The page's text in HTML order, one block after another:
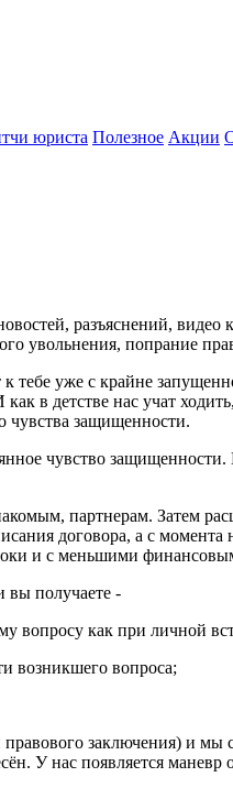
юриста Полезное Акции
разъяснений,
увольнения, попрание
тебе уже с крайне
в детстве нас учат
чувства защищенности.
чувство
партнерам. Затем
договора, а с
и с меньшими
вы получаете -
вопросу как при личной
возникшего вопроса;
заключения) и
У нас появляется